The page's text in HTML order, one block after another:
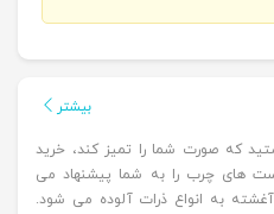
بیشتر
که صورت شما را تمیز کند، خرید
های چرب را به شما پیشنهاد می
به انواع ذرات آلوده می شود.